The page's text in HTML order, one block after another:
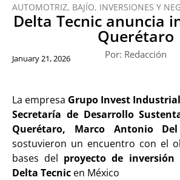
AUTOMOTRIZ, BAJÍO, INVERSIONES Y
Delta Tecnic anuncia
Querétaro
Por: Redacción
January 21, 2026
La empresa Grupo Invest
Secretaría de Desarrollo
Querétaro, Marco Antonio
sostuvieron un encuentro con el
bases del proyecto de inversión
Delta Tecnic en México